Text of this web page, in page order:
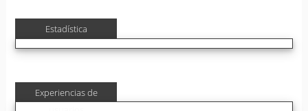
Estadística
Experiencias de